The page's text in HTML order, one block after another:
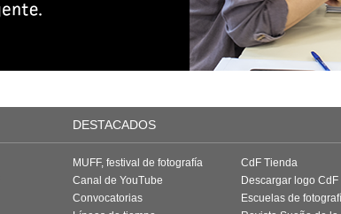
DESTACADOS
MUFF, festival de fotografía
Canal de YouTube
Convocatorias
CdF Tienda
Descargar logo CdF
Escuelas de